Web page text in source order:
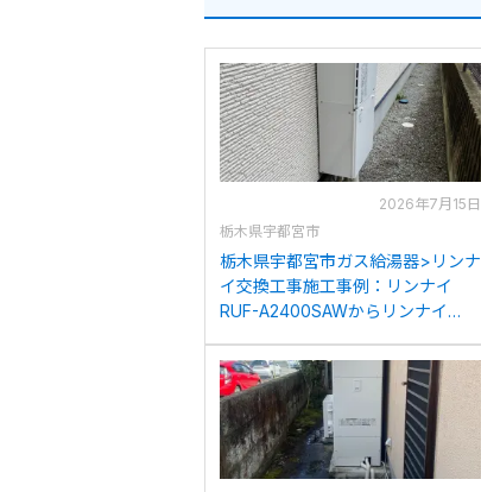
2026年7月15日
栃木県宇都宮市
栃木県宇都宮市ガス給湯器>リンナ
イ交換工事施工事例：リンナイ
RUF-A2400SAWからリンナイ